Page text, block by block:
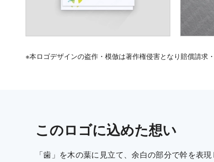
※本ロゴデザインの盗作・模倣は著作権侵害となり賠償請求
このロゴに込めた想い
「歯」を木の葉に見立て、余白の部分で幹を表